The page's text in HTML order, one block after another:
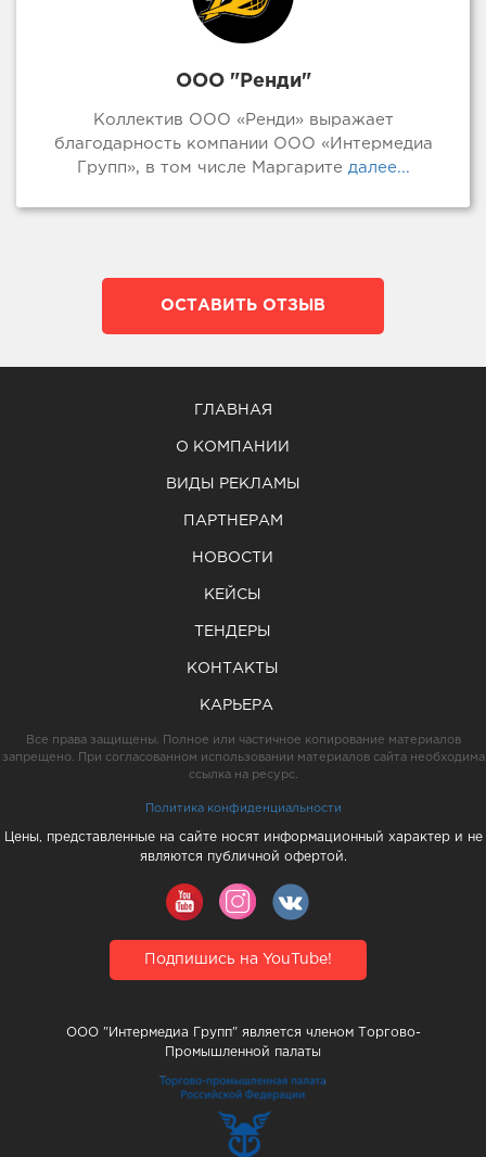
ООО "Ренди"
Коллектив ООО «Ренди» выражает
благодарность компании ООО «Интермедиа
Групп», в том числе Маргарите далее...
ОСТАВИТЬ ОТЗЫВ
ГЛАВНАЯ
О КОМПАНИИ
ВИДЫ РЕКЛАМЫ
ПАРТНЕРАМ
НОВОСТИ
КЕЙСЫ
ТЕНДЕРЫ
КОНТАКТЫ
КАРЬЕРА
Все права защищены. Полное или частичное копирование материалов
запрещено. При согласованном использовании материалов сайта необходима
ссылка на ресурс.
Политика конфиденциальности
Цены, представленные на сайте носят информационный характер и не
являются публичной офертой.
Подпишись на YouTube!
ООО "Интермедиа Групп" является членом Торгово-
Промышленной палаты